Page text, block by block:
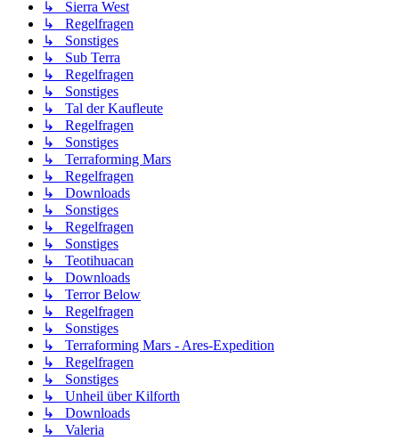
↳ Sierra West
↳ Regelfragen
↳ Sonstiges
↳ Sub Terra
↳ Regelfragen
↳ Sonstiges
↳ Tal der Kaufleute
↳ Regelfragen
↳ Sonstiges
↳ Terraforming Mars
↳ Regelfragen
↳ Downloads
↳ Sonstiges
↳ Regelfragen
↳ Sonstiges
↳ Teotihuacan
↳ Downloads
↳ Terror Below
↳ Regelfragen
↳ Sonstiges
↳ Terraforming Mars - Ares-Expedition
↳ Regelfragen
↳ Sonstiges
↳ Unheil über Kilforth
↳ Downloads
↳ Valeria